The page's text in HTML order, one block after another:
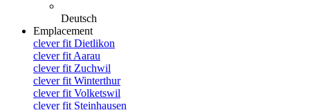
Deutsch
Emplacement
clever fit Dietlikon
clever fit Aarau
clever fit Zuchwil
clever fit Winterthur
clever fit Volketswil
clever fit Steinhausen